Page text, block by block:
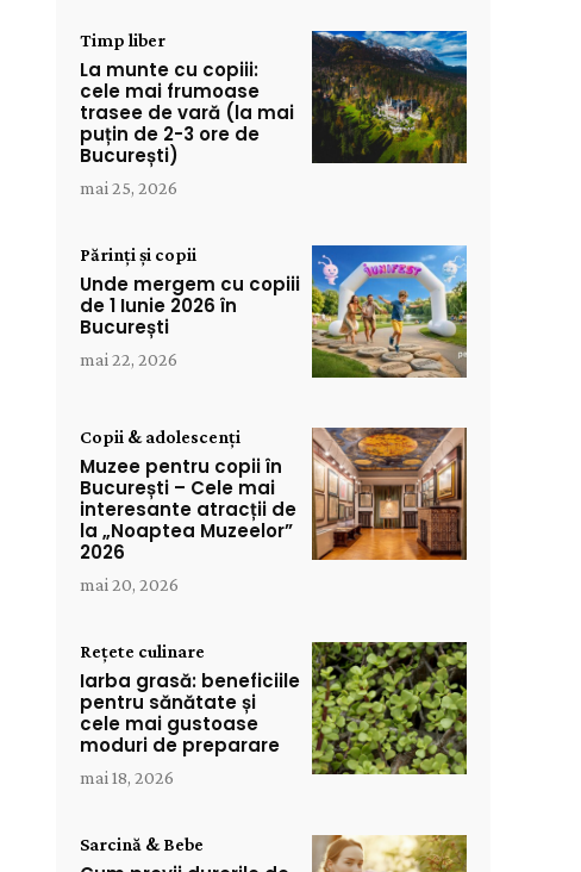
Timp liber
La munte cu copiii:
cele mai frumoase
trasee de vară (la mai
puțin de 2-3 ore de
București)
mai 25, 2026
Părinți și copii
Unde mergem cu copiii
de 1 Iunie 2026 în
București
mai 22, 2026
Copii & adolescenți
Muzee pentru copii în
București – Cele mai
interesante atracții de
la „Noaptea Muzeelor”
2026
mai 20, 2026
Rețete culinare
Iarba grasă: beneficiile
pentru sănătate și
cele mai gustoase
moduri de preparare
mai 18, 2026
Sarcină & Bebe